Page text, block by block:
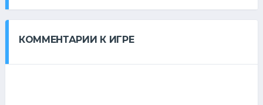
КОММЕНТАРИИ К ИГРЕ